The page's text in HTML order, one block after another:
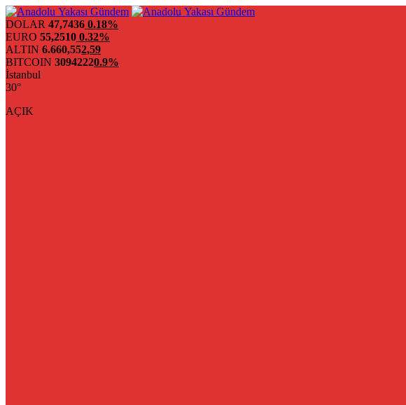
DOLAR 47,7436 0.18%
EURO 55,2510 0.32%
ALTIN 6.660,552,59
BITCOIN 30942220.9%
İstanbul
30°
AÇIK